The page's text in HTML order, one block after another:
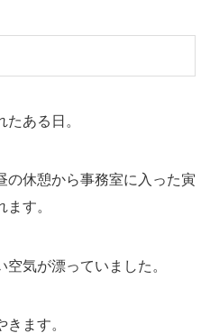
ある日。
の休憩から事務室に入った寅
す。
気が漂っていました。
ます。